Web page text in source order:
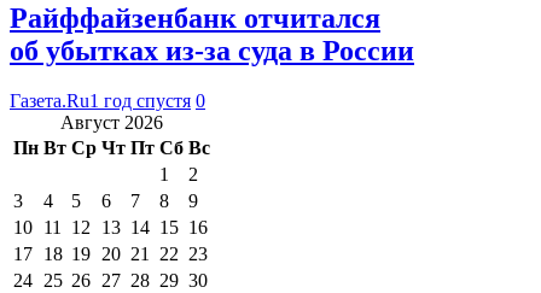
Райффайзенбанк отчитался
об убытках из-за суда в России
Газета.Ru1 год спустя 0
Август 2026
Пн Вт Ср Чт Пт Сб Вс
1
2
3
4 5 6 7 8
9
10 11 12 13 14 15 16
17 18 19 20 21 22 23
24 25 26 27 28 29 30